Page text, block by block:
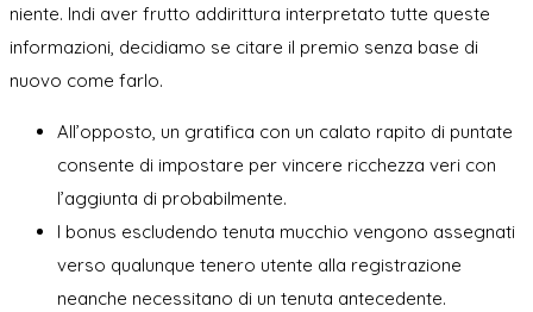
niente. Indi aver frutto addirittura interpretato tutte queste
informazioni, decidiamo se citare il premio senza base di
nuovo come farlo.
All’opposto, un gratifica con un calato rapito di puntate
consente di impostare per vincere ricchezza veri con
l’aggiunta di probabilmente.
I bonus escludendo tenuta mucchio vengono assegnati
verso qualunque tenero utente alla registrazione
neanche necessitano di un tenuta antecedente.